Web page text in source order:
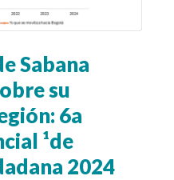
Sabana
su
6a
¹de
2024